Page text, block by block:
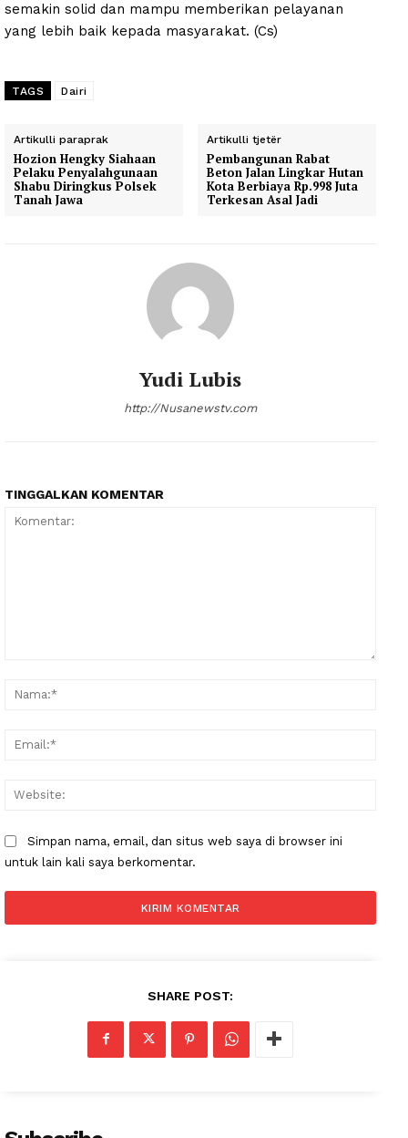
semakin solid dan mampu memberikan pelayanan
yang lebih baik kepada masyarakat. (Cs)
TAGS Dairi
Artikulli paraprak
Hozion Hengky Siahaan
Pelaku Penyalahgunaan
Shabu Diringkus Polsek
Tanah Jawa
Artikulli tjetër
Pembangunan Rabat
Beton Jalan Lingkar Hutan
Kota Berbiaya Rp.998 Juta
Terkesan Asal Jadi
Yudi Lubis
http://Nusanewstv.com
TINGGALKAN KOMENTAR
Simpan nama, email, dan situs web saya di browser ini
untuk lain kali saya berkomentar.
SHARE POST: